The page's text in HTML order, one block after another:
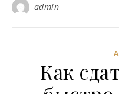
admin
Как